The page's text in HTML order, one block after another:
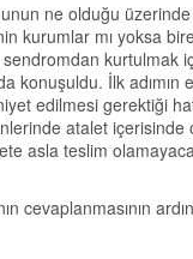
ne olduğu
kurumlar mı yoksa
sendromdan kurtulmak
konuşuldu. İlk
edilmesi gerektiği
atalet içerisinde
asla teslim
cevaplanmasının